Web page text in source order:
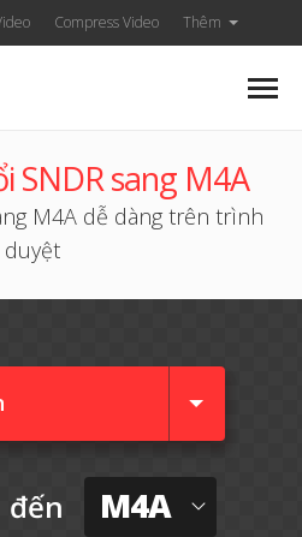
Compress Video Thêm
SNDR sang M4A
M4A dễ dàng trên trình
duyệt
đến M4A